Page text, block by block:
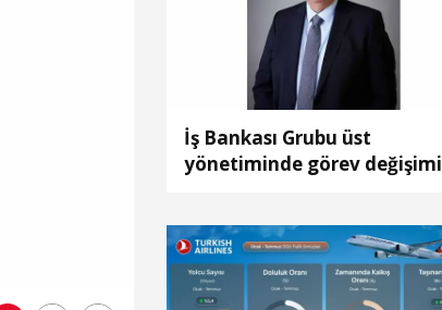
İş Bankası Grubu üst
yönetiminde görev değişimi